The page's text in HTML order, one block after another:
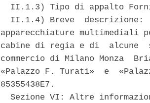
II.1.3) Tipo di appalto
II.1.4) Breve  descrizione:
apparecchiature multimediali
cabine di regia e di  alcune
commercio di Milano Monza
«Palazzo F. Turati»  e
85355438E7.
Sezione VI: Altre